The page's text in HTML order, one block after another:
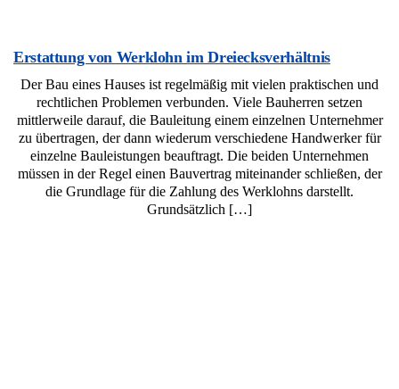
Erstattung von Werklohn im Dreiecksverhältnis
Der Bau eines Hauses ist regelmäßig mit vielen praktischen und
rechtlichen Problemen verbunden. Viele Bauherren setzen
mittlerweile darauf, die Bauleitung einem einzelnen Unternehmer
zu übertragen, der dann wiederum verschiedene Handwerker für
einzelne Bauleistungen beauftragt. Die beiden Unternehmen
müssen in der Regel einen Bauvertrag miteinander schließen, der
die Grundlage für die Zahlung des Werklohns darstellt.
Grundsätzlich […]